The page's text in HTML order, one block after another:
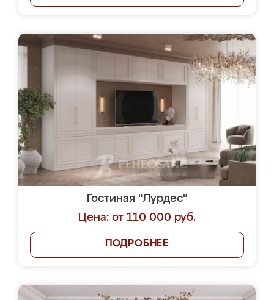
Гостиная "Лурдес"
Цена: от 110 000 руб.
ПОДРОБНЕЕ